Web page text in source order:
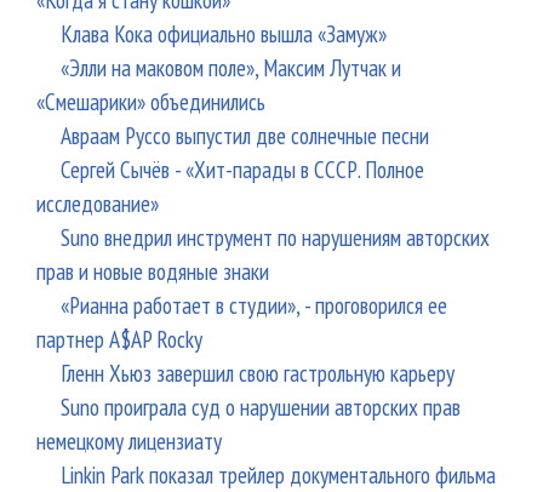
Клава Кока официально вышла «Замуж»
«Элли на маковом поле», Максим Лутчак и
«Смешарики» объединились
Авраам Руссо выпустил две солнечные песни
Сергей Сычёв - «Хит-парады в СССР. Полное
исследование»
Suno внедрил инструмент по нарушениям авторских
прав и новые водяные знаки
«Рианна работает в студии», - проговорился ее
партнер A$AP Rocky
Гленн Хьюз завершил свою гастрольную карьеру
Suno проиграла суд о нарушении авторских прав
немецкому лицензиату
Linkin Park показал трейлер документального фильма